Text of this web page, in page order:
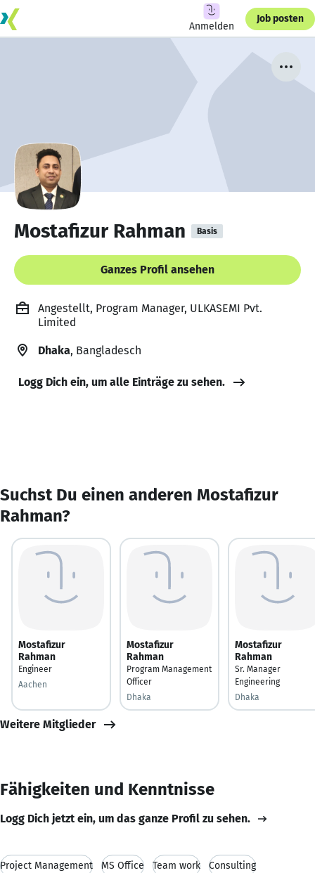
Anmelden
Job posten
Mostafizur Rahman Basis
Ganzes Profil ansehen
Angestellt, Program Manager, ULKASEMI Pvt.
Limited
Dhaka, Bangladesch
Logg Dich ein, um alle Einträge zu sehen.
Suchst Du einen anderen Mostafizur
Rahman?
Mostafizur
Rahman
Engineer
Aachen
Mostafizur
Rahman
Program Management
Officer
Dhaka
Mostafizur
Rahman
Sr. Manager
Engineering
Dhaka
Weitere Mitglieder
Fähigkeiten und Kenntnisse
Logg Dich jetzt ein, um das ganze Profil zu sehen.
Project Management MS Office Team work Consulting